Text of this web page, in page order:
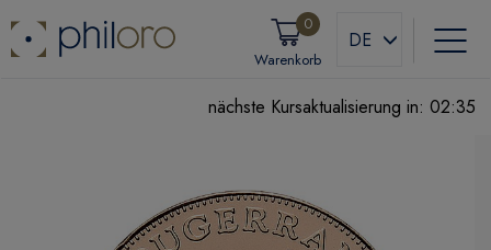
DE
Warenkorb
0
nächste Kursaktualisierung in: 02:35